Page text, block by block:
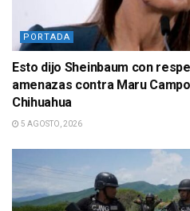
PORTADA
Esto dijo Sheinbaum con
amenazas contra Maru
Chihuahua
5 AGOSTO, 2026